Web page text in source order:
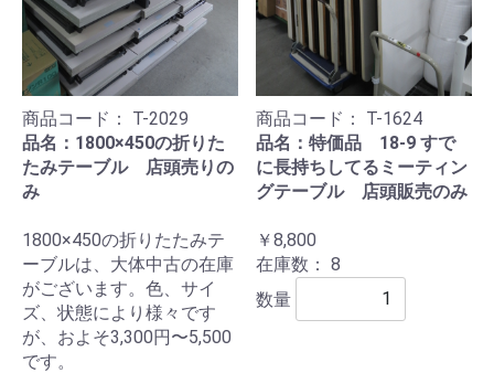
商品コード： T-2029
品名：1800×450の折りた
たみテーブル 店頭売りの
み
1800×450の折りたたみテ
ーブルは、大体中古の在庫
がございます。色、サイ
ズ、状態により様々です
が、およそ3,300円〜5,500
です。
商品コード： T-1624
品名：特価品 18-9 すで
に長持ちしてるミーティン
グテーブル 店頭販売のみ
￥8,800
在庫数： 8
数量